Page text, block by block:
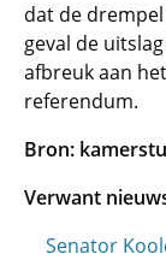
dat de
geval de
afbreuk aan
referendum.
Bron:
Verwant
Senator